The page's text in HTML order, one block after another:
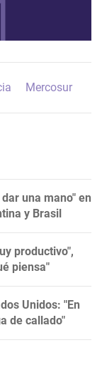
Mercosur
una mano" en
y Brasil
productivo",
piensa"
Unidos: "En
de callado"